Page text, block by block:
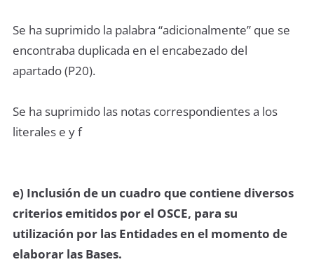
Se ha suprimido la palabra “adicionalmente” que se
encontraba duplicada en el encabezado del
apartado (P20).
Se ha suprimido las notas correspondientes a los
literales e y f
e) Inclusión de un cuadro que contiene diversos
criterios emitidos por el OSCE, para su
utilización por las Entidades en el momento de
elaborar las Bases.